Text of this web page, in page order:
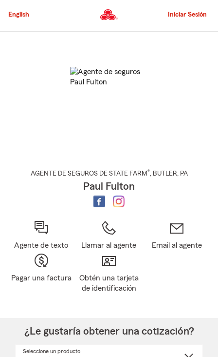
al
principal
English Iniciar Sesión
AGENTE DE SEGUROS DE STATE FARM®, BUTLER, PA
Paul Fulton
Agente de texto Llamar al agente Email al agente
Pagar una factura
Obtén una tarjeta
de identificación
¿Le gustaría obtener una cotización?
Seleccione un producto